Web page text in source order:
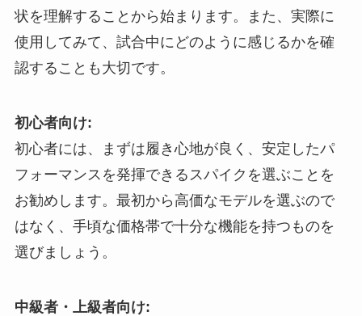
状を理解することから始まります。また、実際に
使用してみて、試合中にどのように感じるかを確
認することも大切です。
初心者向け:
初心者には、まずは履き心地が良く、安定したパ
フォーマンスを発揮できるスパイクを選ぶことを
お勧めします。最初から高価なモデルを選ぶので
はなく、手頃な価格帯で十分な機能を持つものを
選びましょう。
中級者・上級者向け: